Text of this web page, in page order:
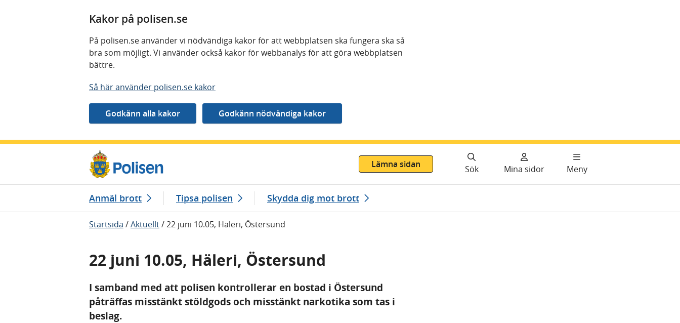
Kakor på polisen.se
På polisen.se använder vi nödvändiga kakor för att webbplatsen ska fungera ska så
bra som möjligt. Vi använder också kakor för webbanalys för att göra webbplatsen
bättre.
Så här använder polisen.se kakor
Lämna sidan
Sök Mina sidor Meny
Anmäl brott Tipsa polisen Skydda dig mot brott
Startsida /Aktuellt/22 juni 10.05, Häleri, Östersund
22 juni 10.05, Häleri, Östersund
I samband med att polisen kontrollerar en bostad i Östersund
påträffas misstänkt stöldgods och misstänkt narkotika som tas i
beslag.